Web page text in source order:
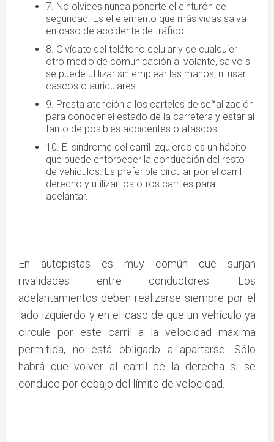
7. No olvides nunca ponerte el cinturón de
seguridad. Es el elemento que más vidas salva
en caso de accidente de tráfico.
8. Olvídate del teléfono celular y de cualquier
otro medio de comunicación al volante, salvo si
se puede utilizar sin emplear las manos, ni usar
cascos o auriculares.
9. Presta atención a los carteles de señalización
para conocer el estado de la carretera y estar al
tanto de posibles accidentes o atascos.
10. El síndrome del carril izquierdo es un hábito
que puede entorpecer la conducción del resto
de vehículos. Es preferible circular por el carril
derecho y utilizar los otros carriles para
adelantar.
En autopistas es muy común que surjan
rivalidades entre conductores. Los
adelantamientos deben realizarse siempre por el
lado izquierdo y en el caso de que un vehículo ya
circule por este carril a la velocidad máxima
permitida, no está obligado a apartarse. Sólo
habrá que volver al carril de la derecha si se
conduce por debajo del límite de velocidad.